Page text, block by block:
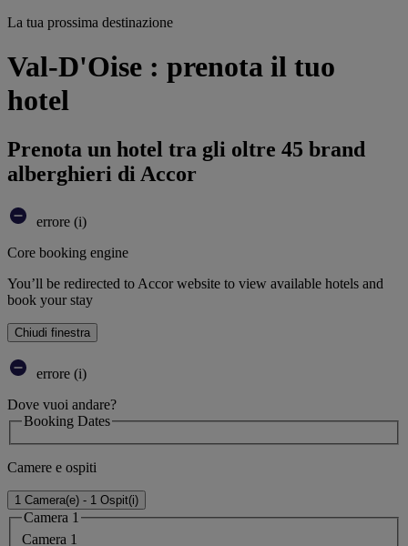
La tua prossima destinazione
Val-D'Oise : prenota il tuo
hotel
Prenota un hotel tra gli oltre 45 brand
alberghieri di Accor
errore (i)
Core booking engine
You’ll be redirected to Accor website to view available hotels and
book your stay
Chiudi finestra
errore (i)
Dove vuoi andare?
Booking Dates
Camere e ospiti
1 Camera(e) - 1 Ospit(i)
Camera 1
Camera 1